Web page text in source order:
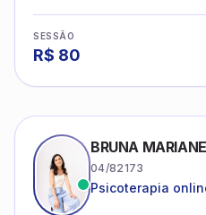
SESSÃO
R$ 80
BRUNA
04/82173
Psicoterapia